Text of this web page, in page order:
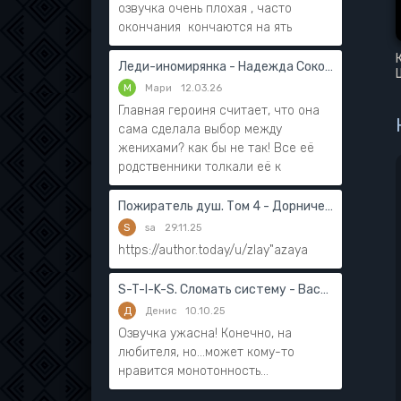
озвучка очень плохая , часто
окончания кончаются на ять
Леди-иномирянка - Надежда Соколова
М Мари 12.03.26
Главная героиня считает, что она
сама сделала выбор между
женихами? как бы не так! Все её
родственники толкали её к
Пожиратель душ. Том 4 - Дорничев Дмитрий
S sa 29.11.25
https://author.today/u/zlay"azaya
S-T-I-K-S. Сломать систему - Василий Мушинский
Д Денис 10.10.25
Озвучка ужасна! Конечно, на
любителя, но...может кому-то
нравится монотонность...